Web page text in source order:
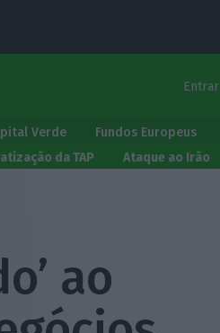
Entrar
Verde Fundos Europeus
da TAP Ataque ao Irão
ao